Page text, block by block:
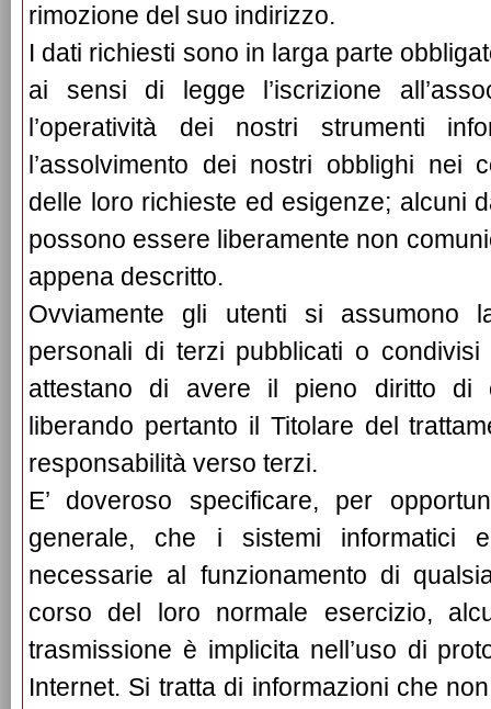
rimozione del suo indirizzo.
I dati richiesti sono in larga parte
ai sensi di legge l’iscrizione
l’operatività dei nostri strumenti
l’assolvimento dei nostri obblighi nei
delle loro richieste ed esigenze; alcuni
possono essere liberamente non
appena descritto.
Ovviamente gli utenti si assumono
personali di terzi pubblicati o
attestano di avere il pieno diritto di
liberando pertanto il Titolare del
responsabilità verso terzi.
E’ doveroso specificare, per
generale, che i sistemi informatici
necessarie al funzionamento di
corso del loro normale esercizio,
trasmissione è implicita nell’uso di
Internet. Si tratta di informazioni che